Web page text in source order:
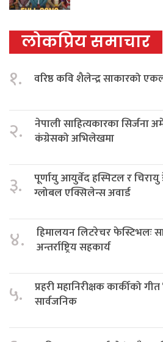
लोकप्रिय समाचार
१. वरिष्ठ कवि शैलेन्द्र साकारको
२.
नेपाली साहित्यकारका सिर्जना
कंग्रेसको अभिलेखमा
३.
पूर्णायु आयुर्वेद हस्पिटल र
ग्लोबल एक्सिलेन्स अवार्ड
४.
हिमालयन लिटरेचर फेस्टिभलः
अन्तर्राष्ट्रिय सहकार्य
५.
प्रहरी महानिरीक्षक कार्कीको
सार्वजनिक